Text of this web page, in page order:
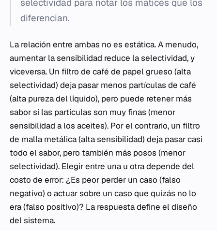
selectividad para notar los matices que los
diferencian.
La relación entre ambas no es estática. A menudo,
aumentar la sensibilidad reduce la selectividad, y
viceversa. Un filtro de café de papel grueso (alta
selectividad) deja pasar menos partículas de café
(alta pureza del líquido), pero puede retener más
sabor si las partículas son muy finas (menor
sensibilidad a los aceites). Por el contrario, un filtro
de malla metálica (alta sensibilidad) deja pasar casi
todo el sabor, pero también más posos (menor
selectividad). Elegir entre una u otra depende del
costo de error: ¿Es peor perder un caso (falso
negativo) o actuar sobre un caso que quizás no lo
era (falso positivo)? La respuesta define el diseño
del sistema.